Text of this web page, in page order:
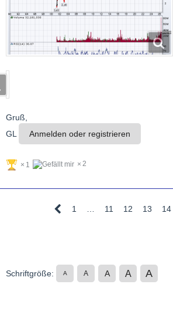
Gruß,
GL
Anmelden oder registrieren
1 2
1 … 11 12 13 14
Schriftgröße: A A A A A